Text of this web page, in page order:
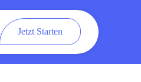
Jetzt Starten